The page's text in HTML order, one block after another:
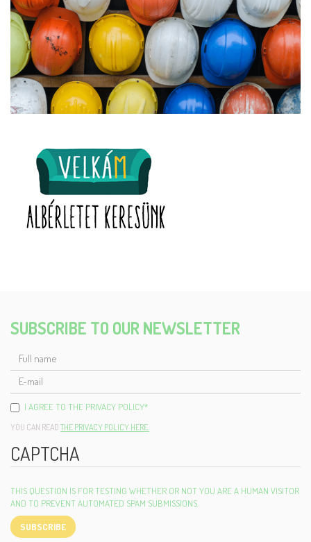
SUBSCRIBE TO OUR NEWSLETTER
FULL
NAME
MAIL
I AGREE TO THE PRIVACY POLICY*
YOU CAN READ THE PRIVACY POLICY HERE.
CAPTCHA
THIS QUESTION IS FOR TESTING WHETHER OR NOT YOU ARE A HUMAN VISITOR
AND TO PREVENT AUTOMATED SPAM SUBMISSIONS.
SUBSCRIBE